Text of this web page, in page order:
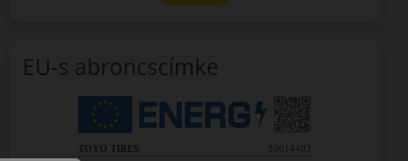
EU-s abroncscímke